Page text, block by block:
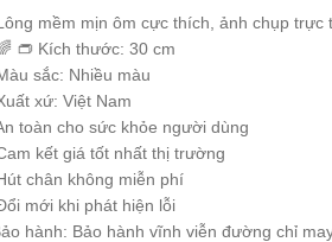
Lông mềm mịn ôm cực thích, ảnh chụp
👝 Kích thước: 30 cm
sắc: Nhiều màu
xứ: Việt Nam
toàn cho sức khỏe người dùng
kết giá tốt nhất thị trường
chân không miễn phí
mới khi phát hiện lỗi
Bảo hành: Bảo hành vĩnh viễn đường chỉ